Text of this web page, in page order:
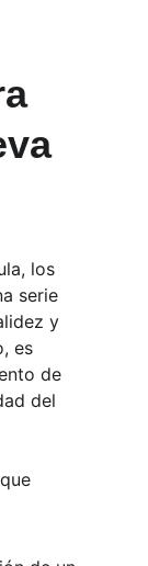
los
serie
y
es
de
del